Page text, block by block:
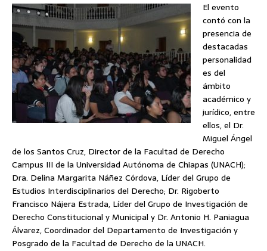
El evento
contó con la
presencia de
destacadas
personalidad
es del
ámbito
académico y
jurídico, entre
ellos, el Dr.
Miguel Ángel
de los Santos Cruz, Director de la Facultad de Derecho
Campus III de la Universidad Autónoma de Chiapas (UNACH);
Dra. Delina Margarita Náñez Córdova, Líder del Grupo de
Estudios Interdisciplinarios del Derecho; Dr. Rigoberto
Francisco Nájera Estrada, Líder del Grupo de Investigación de
Derecho Constitucional y Municipal y Dr. Antonio H. Paniagua
Álvarez, Coordinador del Departamento de Investigación y
Posgrado de la Facultad de Derecho de la UNACH.